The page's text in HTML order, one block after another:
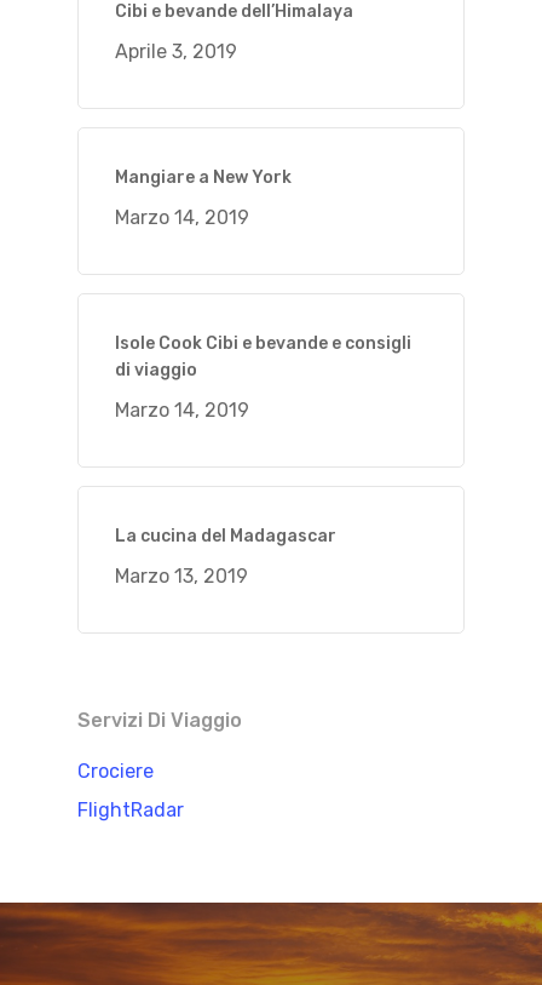
Cibi e bevande dell’Himalaya
Aprile 3, 2019
Mangiare a New York
Marzo 14, 2019
Isole Cook Cibi e bevande e consigli
di viaggio
Marzo 14, 2019
La cucina del Madagascar
Marzo 13, 2019
Servizi Di Viaggio
Crociere
FlightRadar